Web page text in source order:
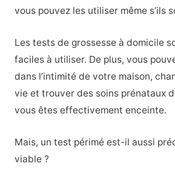
vous pouvez les utiliser même s’ils
Les tests de grossesse à domicile
faciles à utiliser. De plus, vous
dans l’intimité de votre maison,
vie et trouver des soins prénataux
vous êtes effectivement enceinte.
Mais, un test périmé est-il aussi
viable ?